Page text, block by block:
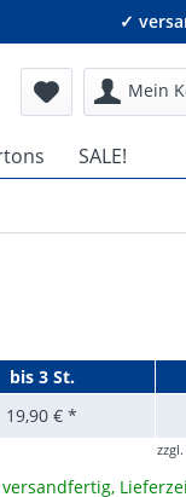
✓
Mein
SALE!
bis 3 St.
19,90 € *